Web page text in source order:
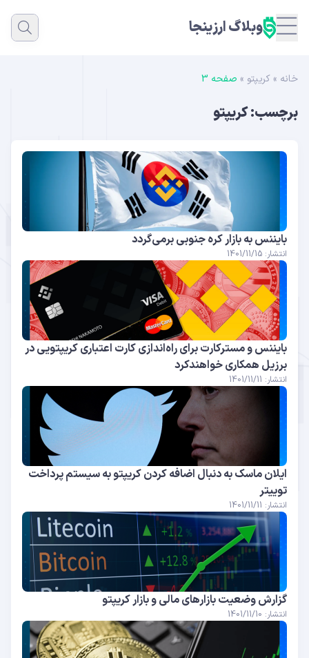
وبلاگ ارزینجا
خانه » کریپتو » صفحه 3
برچسب:کریپتو
بایننس به بازار کره جنوبی برمی‌گردد
انتشار: 1401/11/15
بایننس و مسترکارت برای راه‌اندازی کارت‌ اعتباری کریپتویی در
برزیل همکاری خواهند‌کرد
انتشار: 1401/11/11
ایلان ماسک به دنبال اضافه کردن کریپتو به سیستم پرداخت
توییتر
انتشار: 1401/11/11
گزارش وضعیت بازار‌های مالی و بازار کریپتو
انتشار: 1401/11/10